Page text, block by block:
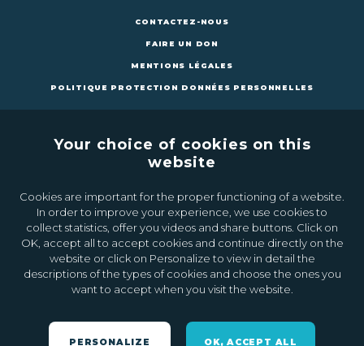
CONTACTEZ-NOUS
FAIRE UN DON
MENTIONS LÉGALES
POLITIQUE PROTECTION DONNÉES PERSONNELLES
CONTACTEZ-NOUS FAIRE UN DON
Inscrivez-vous à la newsletter
Ok
Your choice of cookies on this
website
Cookies are important for the proper functioning of a website.
In order to improve your experience, we use cookies to
collect statistics, offer you videos and share buttons. Click on
OK, accept all to accept cookies and continue directly on the
website or click on Personalize to view in detail the
descriptions of the types of cookies and choose the ones you
want to accept when you visit the website.
PERSONALIZE OK, ACCEPT ALL